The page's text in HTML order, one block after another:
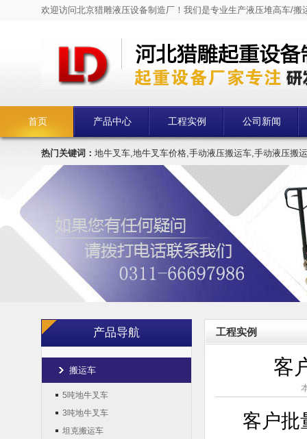
欢迎访问北京猎雕液压设备制造厂！我们是专业生产液压堆高车/搬
首页 产品中心 工程实例 公司新闻
热门关键词： 地牛叉车,地牛叉车价格,手动液压搬运车,手动液压搬
产品导航
搬运车
5吨地牛叉车
3吨地牛叉车
坦克搬运车
工程实例
客
客户批